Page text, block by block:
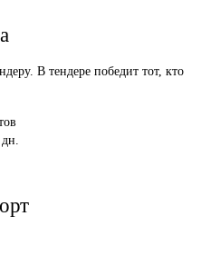
В тендере победит тот, кто
дн.